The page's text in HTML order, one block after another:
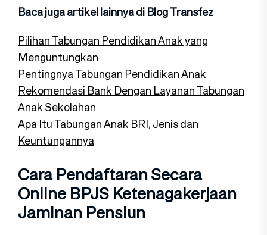
Baca juga artikel lainnya di Blog Transfez
Pilihan Tabungan Pendidikan Anak yang
Menguntungkan
Pentingnya Tabungan Pendidikan Anak
Rekomendasi Bank Dengan Layanan Tabungan
Anak Sekolahan
Apa Itu Tabungan Anak BRI, Jenis dan
Keuntungannya
Cara Pendaftaran Secara
Online BPJS Ketenagakerjaan
Jaminan Pensiun